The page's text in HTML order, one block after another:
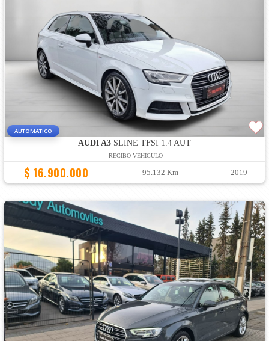
AUTOMATICO
AUDI A3SLINE TFSI 1.4 AUT
RECIBO VEHICULO
$ 16.900.000 95.132 Km 2019